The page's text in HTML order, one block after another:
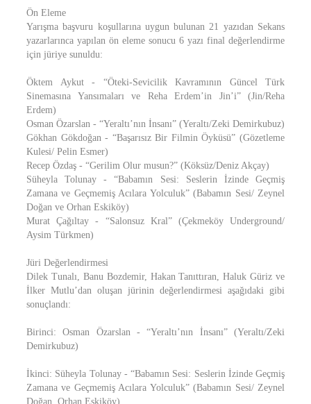
Ön Eleme
Yarışma başvuru koşullarına uygun bulunan 21 yazıdan Sekans
yazarlarınca yapılan ön eleme sonucu 6 yazı final değerlendirme
için jüriye sunuldu:
Öktem Aykut - “Öteki-Sevicilik Kavramının Güncel Türk
Sinemasına Yansımaları ve Reha Erdem’in Jin’i” (Jin/Reha
Erdem)
Osman Özarslan - “Yeraltı’nın İnsanı” (Yeraltı/Zeki Demirkubuz)
Gökhan Gökdoğan - “Başarısız Bir Filmin Öyküsü” (Gözetleme
Kulesi/ Pelin Esmer)
Recep Özdaş - “Gerilim Olur musun?” (Köksüz/Deniz Akçay)
Süheyla Tolunay - “Babamın Sesi: Seslerin İzinde Geçmiş
Zamana ve Geçmemiş Acılara Yolculuk” (Babamın Sesi/ Zeynel
Doğan ve Orhan Eskiköy)
Murat Çağıltay - “Salonsuz Kral” (Çekmeköy Underground/
Aysim Türkmen)
Jüri Değerlendirmesi
Dilek Tunalı, Banu Bozdemir, Hakan Tanıttıran, Haluk Güriz ve
İlker Mutlu’dan oluşan jürinin değerlendirmesi aşağıdaki gibi
sonuçlandı:
Birinci: Osman Özarslan - “Yeraltı’nın İnsanı” (Yeraltı/Zeki
Demirkubuz)
İkinci: Süheyla Tolunay - “Babamın Sesi: Seslerin İzinde Geçmiş
Zamana ve Geçmemiş Acılara Yolculuk” (Babamın Sesi/ Zeynel
Doğan, Orhan Eskiköy)